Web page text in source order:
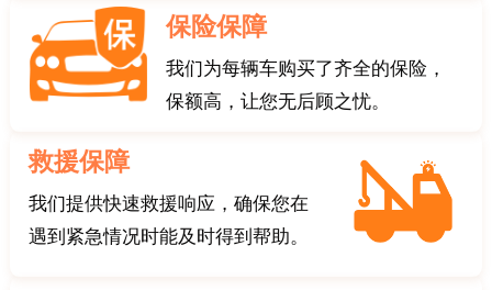
保险保障
我们为每辆车购买了齐全的保险，
保额高，让您无后顾之忧。
救援保障
我们提供快速救援响应，确保您在
遇到紧急情况时能及时得到帮助。